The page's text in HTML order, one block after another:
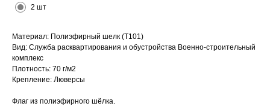
2 шт
Материал: Полиэфирный шелк (Т101)
Вид: Служба расквартирования и обустройства Военно-строительный
комплекс
Плотность: 70 г/м2
Крепление: Люверсы
Флаг из полиэфирного шёлка.